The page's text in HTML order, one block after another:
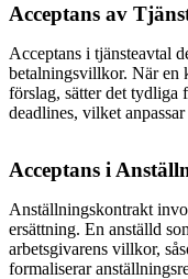
Acceptans av
Acceptans i tjänsteavtal
betalningsvillkor. När en
förslag, sätter det tydliga
deadlines, vilket
Acceptans i
Anställningskontrakt
ersättning. En anställd
arbetsgivarens villkor,
formaliserar